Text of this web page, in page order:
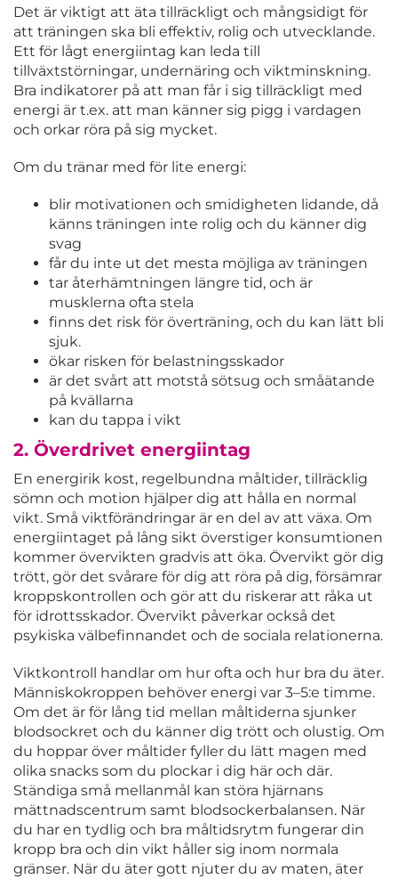
Det är viktigt att äta tillräckligt och mångsidigt för
att träningen ska bli effektiv, rolig och utvecklande.
Ett för lågt energiintag kan leda till
tillväxtstörningar, undernäring och viktminskning.
Bra indikatorer på att man får i sig tillräckligt med
energi är t.ex. att man känner sig pigg i vardagen
och orkar röra på sig mycket.
Om du tränar med för lite energi:
blir motivationen och smidigheten lidande, då
känns träningen inte rolig och du känner dig
svag
får du inte ut det mesta möjliga av träningen
tar återhämtningen längre tid, och är
musklerna ofta stela
finns det risk för överträning, och du kan lätt bli
sjuk.
ökar risken för belastningsskador
är det svårt att motstå sötsug och småätande
på kvällarna
kan du tappa i vikt
2. Överdrivet energiintag
En energirik kost, regelbundna måltider, tillräcklig
sömn och motion hjälper dig att hålla en normal
vikt. Små viktförändringar är en del av att växa. Om
energiintaget på lång sikt överstiger konsumtionen
kommer övervikten gradvis att öka. Övervikt gör dig
trött, gör det svårare för dig att röra på dig, försämrar
kroppskontrollen och gör att du riskerar att råka ut
för idrottsskador. Övervikt påverkar också det
psykiska välbefinnandet och de sociala relationerna.
Viktkontroll handlar om hur ofta och hur bra du äter.
Människokroppen behöver energi var 3–5:e timme.
Om det är för lång tid mellan måltiderna sjunker
blodsockret och du känner dig trött och olustig. Om
du hoppar över måltider fyller du lätt magen med
olika snacks som du plockar i dig här och där.
Ständiga små mellanmål kan störa hjärnans
mättnadscentrum samt blodsockerbalansen. När
du har en tydlig och bra måltidsrytm fungerar din
kropp bra och din vikt håller sig inom normala
gränser. När du äter gott njuter du av maten, äter